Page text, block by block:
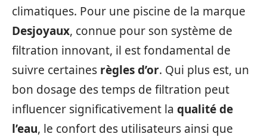
climatiques. Pour une piscine de la marque
Desjoyaux, connue pour son système de
filtration innovant, il est fondamental de
suivre certaines règles d’or. Qui plus est, un
bon dosage des temps de filtration peut
influencer significativement la qualité de
l’eau, le confort des utilisateurs ainsi que